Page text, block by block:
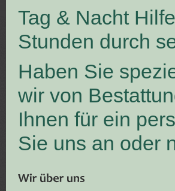
Tag & Nacht
Stunden durch
Haben Sie
wir von
Ihnen für ein
Sie uns an oder